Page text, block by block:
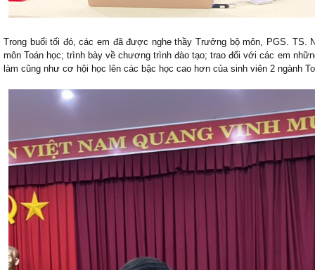
Trong buổi tối đó, các em đã được nghe thầy Trưởng bộ môn, PGS. TS.
môn Toán học; trình bày về chương trình đào tạo; trao đổi với các em
làm cũng như cơ hội học lên các bậc học cao hơn của sinh viên 2 ngành